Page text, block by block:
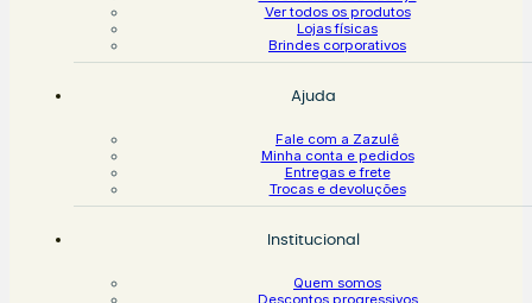
Ver todos os produtos
Lojas físicas
Brindes corporativos
Ajuda
Fale com a Zazulê
Minha conta e pedidos
Entregas e frete
Trocas e devoluções
Institucional
Quem somos